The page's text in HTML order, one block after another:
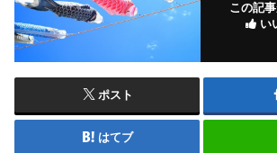
この記
い
ポスト
はてブ